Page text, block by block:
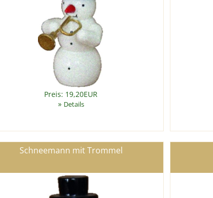
Preis: 19,20EUR
» Details
Schneemann mit Trommel